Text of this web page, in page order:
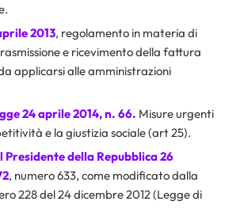
2013, regolamento in materia di
e ricevimento della fattura
applicarsi alle amministrazioni
24 aprile 2014, n. 66. Misure urgenti
e la giustizia sociale (art 25).
Presidente della Repubblica 26
, numero 633, come modificato dalla
228 del 24 dicembre 2012 (Legge di